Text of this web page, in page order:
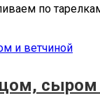
по
сыром